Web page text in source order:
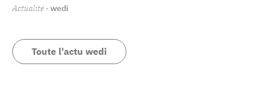
Actualité · wedi
Toute l'actu wedi